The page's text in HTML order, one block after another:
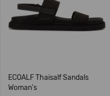
ECOALF Thaisalf Sandals
Woman's